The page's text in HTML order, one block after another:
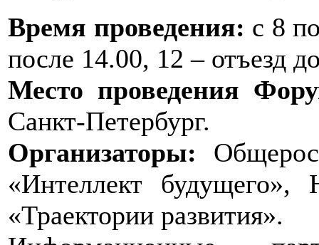
Время проведения: с 8
после 14.00, 12 – отъезд
Место проведения
Санкт-Петербург.
Организаторы:
«Интеллект
«Траектории развития».